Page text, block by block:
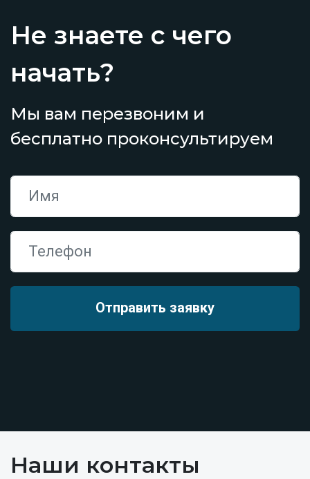
Не знаете с чего
начать?
Мы вам перезвоним и
бесплатно проконсультируем
Наши контакты